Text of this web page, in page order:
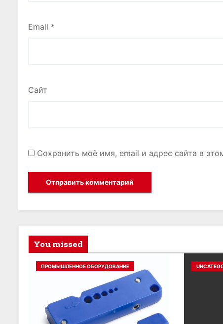
Email *
Сайт
Сохранить моё имя, email и адрес сайта в
You missed
ПРОМЫШЛЕННОЕ ОБОРУДОВАНИЕ